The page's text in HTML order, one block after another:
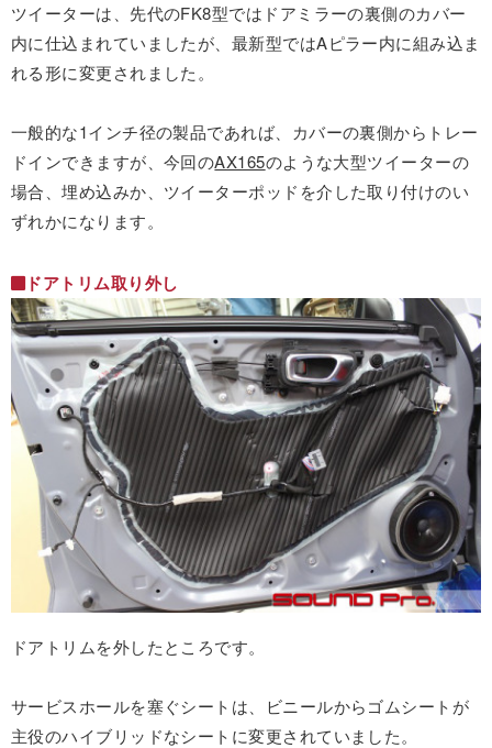
ツイーターは、先代のFK8型ではドアミラーの裏側のカバー
内に仕込まれていましたが、最新型ではAピラー内に組み込ま
れる形に変更されました。
一般的な1インチ径の製品であれば、カバーの裏側からトレー
ドインできますが、今回のAX165のような大型ツイーターの
場合、埋め込みか、ツイーターポッドを介した取り付けのい
ずれかになります。
ドアトリム取り外し
ドアトリムを外したところです。
サービスホールを塞ぐシートは、ビニールからゴムシートが
主役のハイブリッドなシートに変更されていました。